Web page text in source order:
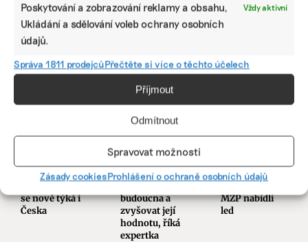
Poskytování a zobrazování reklamy a obsahu,
Ukládání a sdělování voleb ochrany osobních
údajů.
Vždy aktivní
Správa 1811 prodejcůPřečtěte si více o těchto účelech
Příjmout
Odmítnout
Spravovat možnosti
Zásady cookiesProhlášení o ochraně osobních údajů
Poušť v
Riziko
dezertifikace
se nově týká i
Česka
Ani trend, ani
povinnost.
způsob, jak
budoucna a
zvyšovat její
hodnotu, říká
expertka
Komentář:
vedro.
Úředníkům na
MŽP nabídli
led